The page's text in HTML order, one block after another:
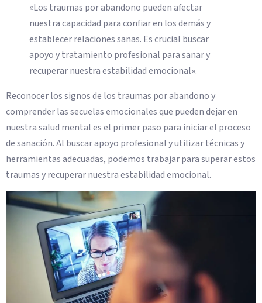
«Los traumas por abandono pueden afectar
nuestra capacidad para confiar en los demás y
establecer relaciones sanas. Es crucial buscar
apoyo y tratamiento profesional para sanar y
recuperar nuestra estabilidad emocional».
Reconocer los signos de los traumas por abandono y
comprender las secuelas emocionales que pueden dejar en
nuestra salud mental es el primer paso para iniciar el proceso
de sanación. Al buscar apoyo profesional y utilizar técnicas y
herramientas adecuadas, podemos trabajar para superar estos
traumas y recuperar nuestra estabilidad emocional.